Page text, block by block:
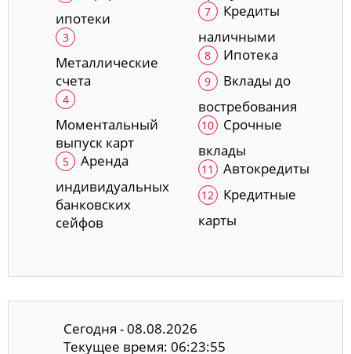
ипотеки
Металлические
счета
Моментальный
выпуск карт
Аренда
индивидуальных
банковских
сейфов
Кредиты
наличными
Ипотека
Вклады до
востребования
Срочные
вклады
Автокредиты
Кредитные
карты
Сегодня - 08.08.2026
Текущее время: 06:23:55